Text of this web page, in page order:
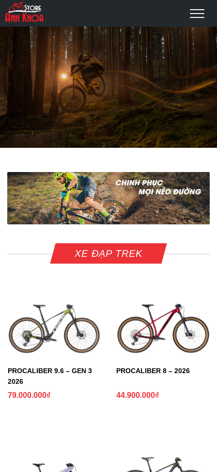
XE ĐẠP TREK
PROCALIBER 9.6 – GEN 3
2026
79.000.000₫
PROCALIBER 8 – 2026
44.900.000₫